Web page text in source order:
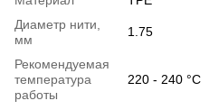
Диаметр нити,
мм
1.75
Рекомендуемая
температура
работы
220 - 240 °C